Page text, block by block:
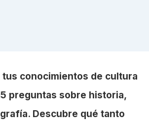
tus conocimientos de cultura
preguntas sobre historia,
Descubre qué tanto